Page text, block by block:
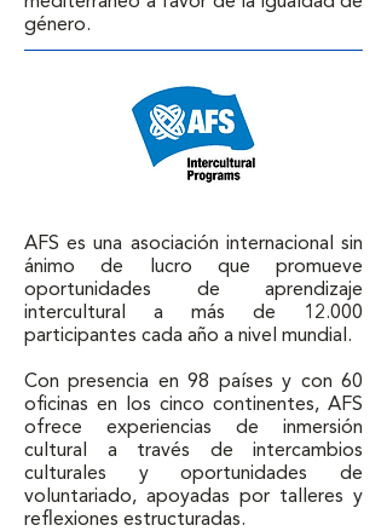
género.
AFS es una asociación internacional sin
ánimo de lucro que promueve
oportunidades de aprendizaje
intercultural a más de 12.000
participantes cada año a nivel mundial.
Con presencia en 98 países y con 60
oficinas en los cinco continentes, AFS
ofrece experiencias de inmersión
cultural a través de intercambios
culturales y oportunidades de
voluntariado, apoyadas por talleres y
reflexiones estructuradas.